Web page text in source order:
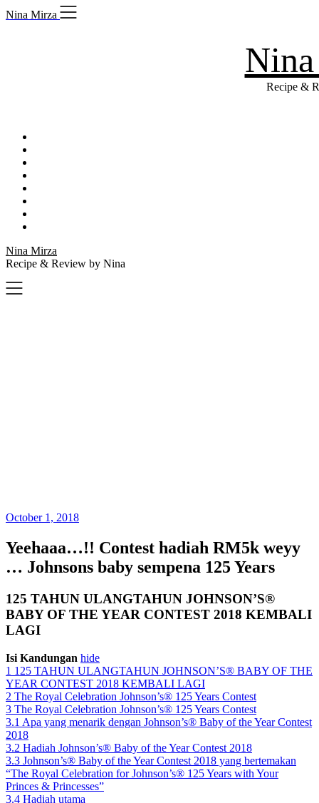
Skip
to
Nina Mirza
Recipe &
Nina Mirza
Recipe & Review by Nina
October 1, 2018
Yeehaaa…!! Contest hadiah RM5k weyy
… Johnsons baby sempena 125 Years
125 TAHUN ULANGTAHUN JOHNSON’S®
BABY OF THE YEAR CONTEST 2018 KEMBALI
LAGI
Isi Kandungan hide
1 125 TAHUN ULANGTAHUN JOHNSON’S® BABY OF THE
YEAR CONTEST 2018 KEMBALI LAGI
2 The Royal Celebration Johnson’s® 125 Years Contest
3 The Royal Celebration Johnson’s® 125 Years Contest
3.1 Apa yang menarik dengan Johnson’s® Baby of the Year Contest
2018
3.2 Hadiah Johnson’s® Baby of the Year Contest 2018
3.3 Johnson’s® Baby of the Year Contest 2018 yang bertemakan
“The Royal Celebration for Johnson’s® 125 Years with Your
Princes & Princesses”
3.4 Hadiah utama